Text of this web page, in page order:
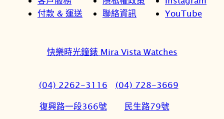
付款 & 運送
聯絡資訊
YouTube
快樂時光鐘錶 Mira Vista Watches
(04) 2262-3116
復興路一段366號
(04) 728-3669
民生路79號